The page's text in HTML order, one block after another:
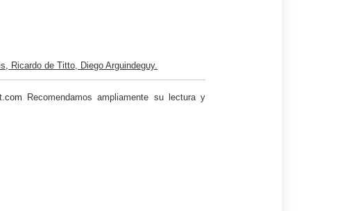
Ricardo de Titto, Diego Arguindeguy.
Recomendamos ampliamente su lectura y